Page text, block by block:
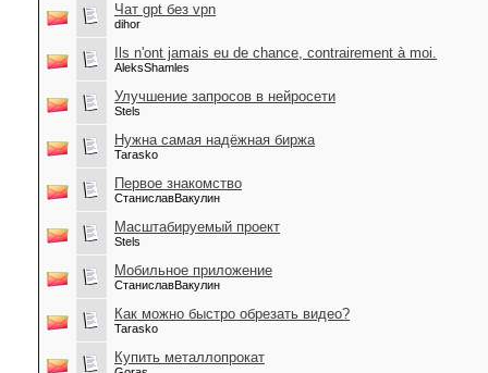
Чат gpt без vpn
dihor
Ils n'ont jamais eu de chance, contrairement à moi.
AleksShamles
Улучшение запросов в нейросети
Stels
Нужна самая надёжная биржа
Tarasko
Первое знакомство
СтаниславВакулин
Масштабируемый проект
Stels
Мобильное приложение
СтаниславВакулин
Как можно быстро обрезать видео?
Tarasko
Купить металлопрокат